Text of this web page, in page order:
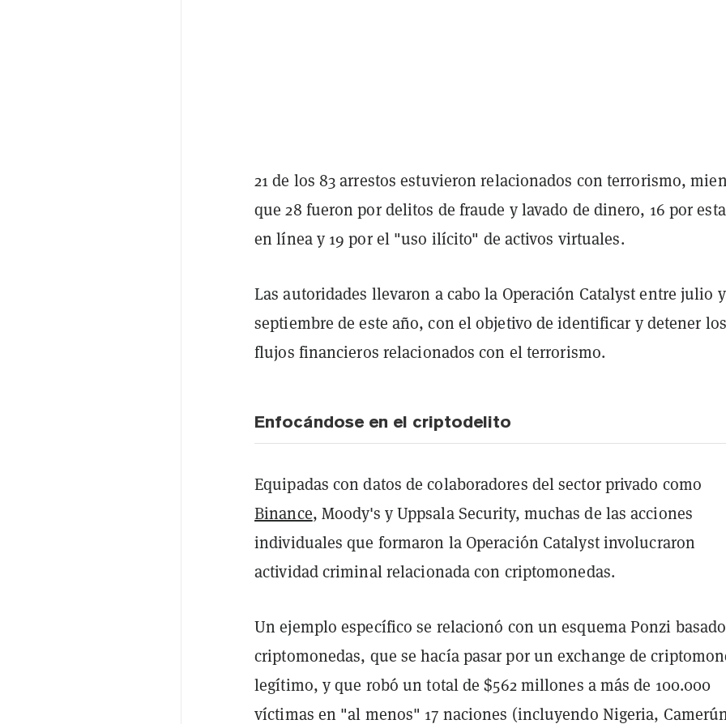
21 de los 83 arrestos estuvieron relacionados con terrorismo,
que 28 fueron por delitos de fraude y lavado de dinero, 16 por
en línea y 19 por el "uso ilícito" de activos virtuales.
Las autoridades llevaron a cabo la Operación Catalyst entre julio y
septiembre de este año, con el objetivo de identificar y detener los
flujos financieros relacionados con el terrorismo.
Enfocándose en el criptodelito
Equipadas con datos de colaboradores del sector privado como
Binance, Moody's y Uppsala Security, muchas de las acciones
individuales que formaron la Operación Catalyst involucraron
actividad criminal relacionada con criptomonedas.
Un ejemplo específico se relacionó con un esquema Ponzi
criptomonedas, que se hacía pasar por un exchange de
legítimo, y que robó un total de $562 millones a más de 100.000
víctimas en "al menos" 17 naciones (incluyendo Nigeria,